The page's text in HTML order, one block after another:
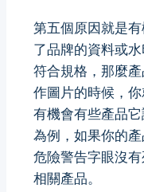
第五個原因就是
了品牌的資料或
符合規格，那麼
作圖片的時候，
有機會有些產品
為例，如果你的
危險警告字眼沒
相關產品。